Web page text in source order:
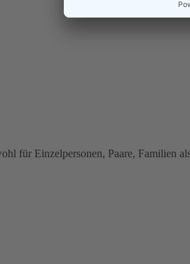
für Einzelpersonen, Paare, Familien